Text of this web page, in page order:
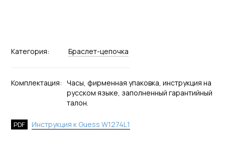
Категория: Браслет-цепочка
Комплектация: Часы, фирменная упаковка, инструкция на
русском языке, заполненный гарантийный
талон.
PDF Инструкция к Guess W1274L1